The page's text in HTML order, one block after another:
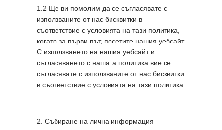
1.2 Ще ви помолим да се съгласявате с
използваните от нас бисквитки в
съответствие с условията на тази политика,
когато за първи път, посетите нашия уебсайт.
С използването на нашия уебсайт и
съгласяването с нашата политика вие се
съгласявате с използваните от нас бисквитки
в съответствие с условията на тази политика.
2. Събиране на лична информация